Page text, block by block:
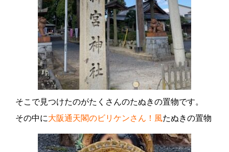
そこで見つけたのがたくさんのたぬきの置物です。
その中に大阪通天閣のビリケンさん！風たぬきの置物